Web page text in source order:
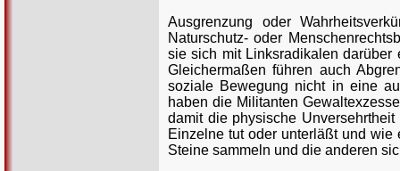
Ausgrenzung oder
Naturschutz- oder
sie sich mit Linksradikalen
Gleichermaßen führen auch
soziale Bewegung nicht in eine
haben die Militanten
damit die physische
Einzelne tut oder unterläßt und
Steine sammeln und die anderen